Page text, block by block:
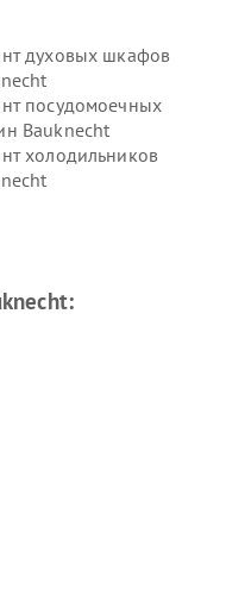
духовых шкафов
посудомоечных
Bauknecht
холодильников